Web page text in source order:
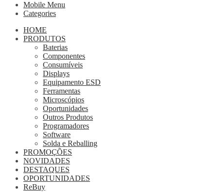
Mobile Menu
Categories
HOME
PRODUTOS
Baterias
Componentes
Consumíveis
Displays
Equipamento ESD
Ferramentas
Microscópios
Oportunidades
Outros Produtos
Programadores
Software
Solda e Reballing
PROMOÇÕES
NOVIDADES
DESTAQUES
OPORTUNIDADES
ReBuy